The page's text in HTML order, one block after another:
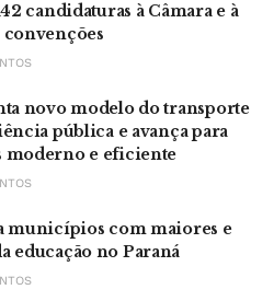
candidaturas à Câmara e à
convenções
novo modelo do transporte
pública e avança para
moderno e eficiente
municípios com maiores e
educação no Paraná